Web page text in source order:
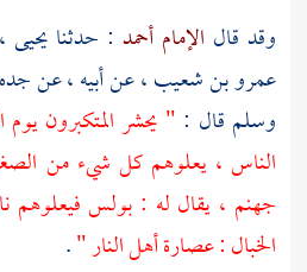
وقد قال الإمام أحمد : حدثنا يحيى
عمرو بن شعيب، عن أبيه ، عن
وسلم قال : " يحشر المتكبرون يوم
الناس ، يعلوهم كل شيء من
جهنم ، يقال له : بولس فيعلوهم
الخبال : عصارة أهل النار ".